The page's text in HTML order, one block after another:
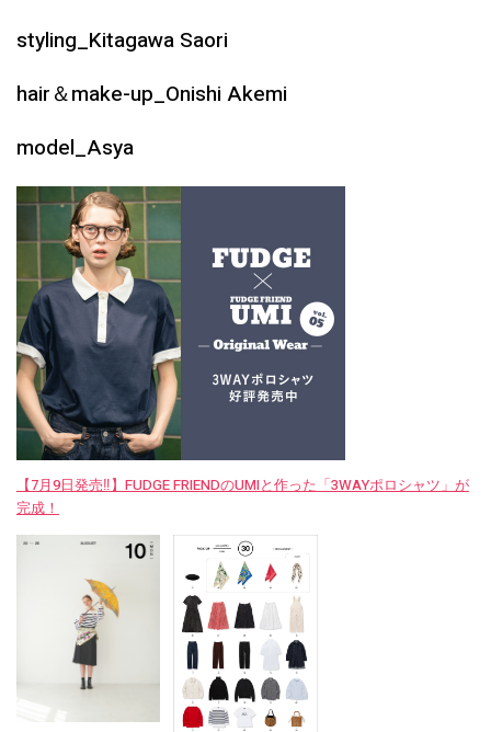
styling_Kitagawa Saori
hair＆make-up_Onishi Akemi
model_Asya
【7月9日発売‼︎】FUDGE FRIENDのUMIと作った「3WAYポロシャツ」が
完成！